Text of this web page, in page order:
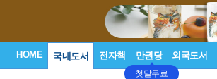
HOME 국내도서 전자책 만권당
첫달무료
외국도서